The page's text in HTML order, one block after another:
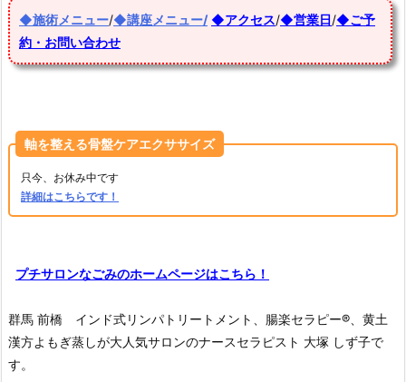
◆施術メニュー/◆講座メニュー/ ◆アクセス/◆営業日/◆ご予
約・お問い合わせ
軸を整える骨盤ケアエクササイズ
只今、お休み中です
詳細はこちらです！
プチサロンなごみのホームページはこちら！
群馬 前橋 インド式リンパトリートメント、腸楽セラピー®︎、黄土
漢方よもぎ蒸しが大人気サロンのナースセラピスト 大塚 しず子で
す。